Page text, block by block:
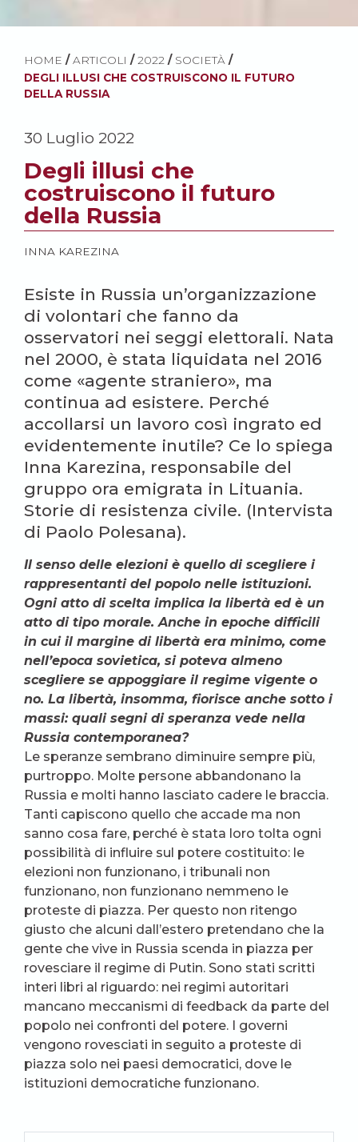
HOME / ARTICOLI / 2022 / SOCIETÀ /
DEGLI ILLUSI CHE COSTRUISCONO IL FUTURO
DELLA RUSSIA
30 Luglio 2022
Degli illusi che
costruiscono il futuro
della Russia
INNA KAREZINA
Esiste in Russia un’organizzazione
di volontari che fanno da
osservatori nei seggi elettorali. Nata
nel 2000, è stata liquidata nel 2016
come «agente straniero», ma
continua ad esistere. Perché
accollarsi un lavoro così ingrato ed
evidentemente inutile? Ce lo spiega
Inna Karezina, responsabile del
gruppo ora emigrata in Lituania.
Storie di resistenza civile. (Intervista
di Paolo Polesana).
Il senso delle elezioni è quello di scegliere i
rappresentanti del popolo nelle istituzioni.
Ogni atto di scelta implica la libertà ed è un
atto di tipo morale. Anche in epoche difficili
in cui il margine di libertà era minimo, come
nell’epoca sovietica, si poteva almeno
scegliere se appoggiare il regime vigente o
no. La libertà, insomma, fiorisce anche sotto i
massi: quali segni di speranza vede nella
Russia contemporanea?
Le speranze sembrano diminuire sempre più,
purtroppo. Molte persone abbandonano la
Russia e molti hanno lasciato cadere le braccia.
Tanti capiscono quello che accade ma non
sanno cosa fare, perché è stata loro tolta ogni
possibilità di influire sul potere costituito: le
elezioni non funzionano, i tribunali non
funzionano, non funzionano nemmeno le
proteste di piazza. Per questo non ritengo
giusto che alcuni dall’estero pretendano che la
gente che vive in Russia scenda in piazza per
rovesciare il regime di Putin. Sono stati scritti
interi libri al riguardo: nei regimi autoritari
mancano meccanismi di feedback da parte del
popolo nei confronti del potere. I governi
vengono rovesciati in seguito a proteste di
piazza solo nei paesi democratici, dove le
istituzioni democratiche funzionano.